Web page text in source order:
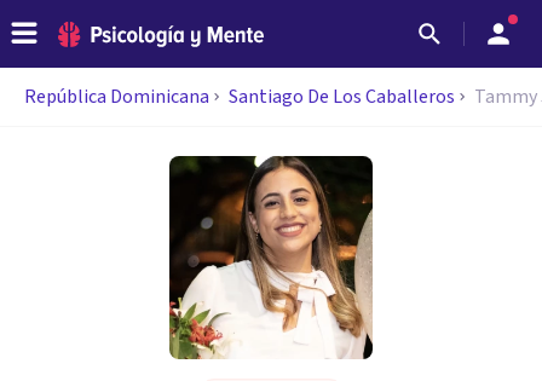
República Dominicana Santiago De Los Caballeros